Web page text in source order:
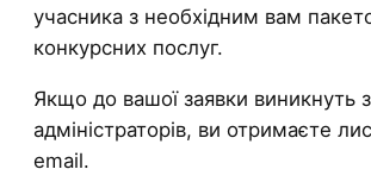
учасника з необхідним вам
конкурсних послуг.
Якщо до вашої заявки виникнуть
адміністраторів, ви отримаєте
email.